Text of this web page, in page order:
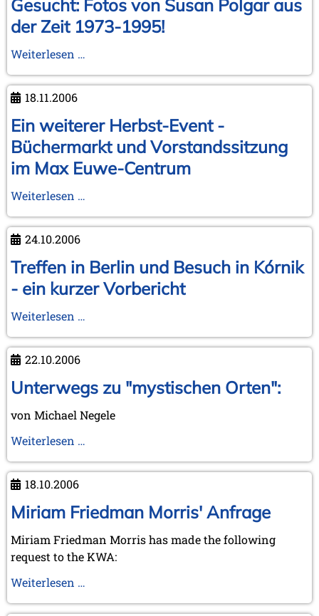
Gesucht: Fotos von Susan Polgar aus
der Zeit 1973-1995!
Weiterlesen …
von
Polgar
aus
der
Zeit
18.11.2006
Ein weiterer Herbst-Event -
Büchermarkt und Vorstandssitzung
im Max Euwe-Centrum
Weiterlesen …
Herbst-
Büchermarkt
und
Max
Centrum
24.10.2006
Treffen in Berlin und Besuch in Kórnik
- ein kurzer Vorbericht
Weiterlesen …
Berlin
Besuch
in
Kórnik
kurzer
22.10.2006
Unterwegs zu "mystischen Orten":
von Michael Negele
Weiterlesen …
"mystischen
18.10.2006
Miriam Friedman Morris' Anfrage
Miriam Friedman Morris has made the following
request to the KWA:
Weiterlesen …